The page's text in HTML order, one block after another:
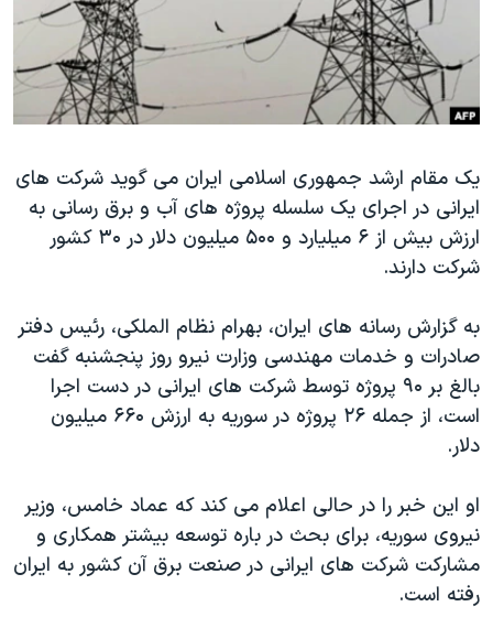
فرهنگ و زندگی
حقوق شهروندی
اقتصادی
اسرائیل در جنگ
گالری عکس
آرشیو پخش زنده
مستندها
انتخابات ریاست جمهوری آمریکا ۲۰۲۴
حمله جمهوری اسلامی به اسرائیل
ورزش زنان در ایران
اعتراضات زن، زندگی، آزادی
مجموعه مستندهای دادخواهی
دادگاه حمید نوری
چهل سال گروگان‌گیری
قانون شفافیت دارائی کادر رهبری ایران
اعتراضات مردمی آبان ۹۸
اسرائیل در جنگ
نرگس محمدی برنده جایزه نوبل صلح
همایش محافظه‌کاران آمریکا «سی‌پک»
دنبال کنید
زبانهای مختلف
یک مقام ارشد جمهوری اسلامی ایران می گوید شرکت های
ایرانی در اجرای یک سلسله پروژه های آب و برق رسانی به
ارزش بیش از ۶ میلیارد و ۵۰۰ میلیون دلار در ۳۰ کشور
شرکت دارند.
به گزارش رسانه های ایران، بهرام نظام الملکی، رئیس دفتر
صادرات و خدمات مهندسی وزارت نیرو روز پنجشنبه گفت
بالغ بر ۹۰ پروژه توسط شرکت های ایرانی در دست اجرا
است، از جمله ۲۶ پروژه در سوریه به ارزش ۶۶۰ میلیون
دلار.
او این خبر را در حالی اعلام می کند که عماد خامس، وزیر
نیروی سوریه، برای بحث در باره توسعه بیشتر همکاری و
مشارکت شرکت های ایرانی در صنعت برق آن کشور به ایران
رفته است.